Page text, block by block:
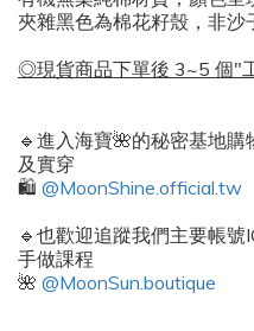
夾雜黑色為棉花籽殼， 非沙
◎現貨商品下單後 3~5 個"
🔹進入海寶🌺的秘密基地
及實穿
🛍️ @MoonShine.official.tw
🔹也歡迎追蹤我們主要帳
手做課程
🌺 @MoonSun.boutique